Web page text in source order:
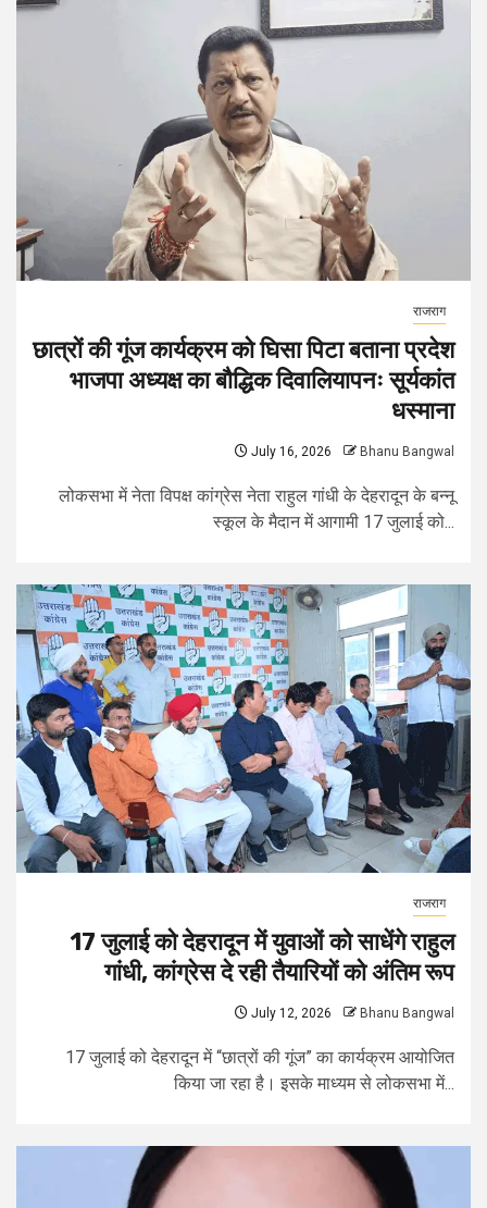
राजराग
छात्रों की गूंज कार्यक्रम को घिसा पिटा बताना प्रदेश
भाजपा अध्यक्ष का बौद्धिक दिवालियापनः सूर्यकांत
धस्माना
July 16, 2026 Bhanu Bangwal
लोकसभा में नेता विपक्ष कांग्रेस नेता राहुल गांधी के देहरादून के बन्नू
स्कूल के मैदान में आगामी 17 जुलाई को...
राजराग
17 जुलाई को देहरादून में युवाओं को साधेंगे राहुल
गांधी, कांग्रेस दे रही तैयारियों को अंतिम रूप
July 12, 2026 Bhanu Bangwal
17 जुलाई को देहरादून में “छात्रों की गूंज” का कार्यक्रम आयोजित
किया जा रहा है। इसके माध्यम से लोकसभा में...